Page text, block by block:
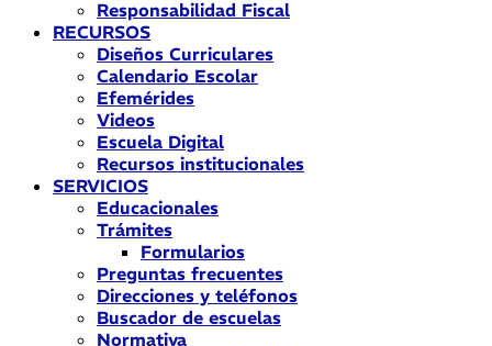
Responsabilidad Fiscal
RECURSOS
Diseños Curriculares
Calendario Escolar
Efemérides
Videos
Escuela Digital
Recursos institucionales
SERVICIOS
Educacionales
Trámites
Formularios
Preguntas frecuentes
Direcciones y teléfonos
Buscador de escuelas
Normativa